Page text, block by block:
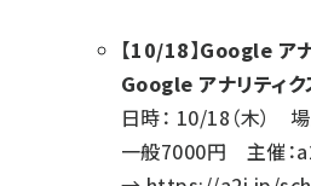
【10/18】Google ア
Google アナリティ
日時： 10/18（木）
一般7000円 主催：